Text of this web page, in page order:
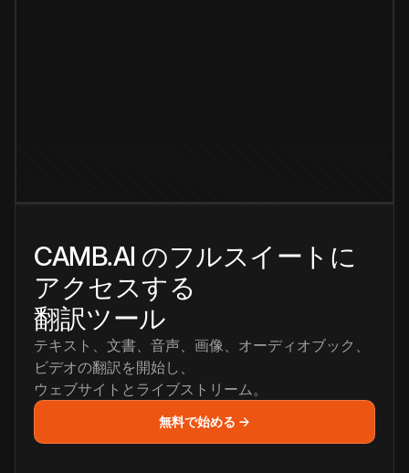
CAMB.AI のフルスイートに
アクセスする
翻訳ツール
テキスト、文書、音声、画像、オーディオブック、
ビデオの翻訳を開始し、
ウェブサイトとライブストリーム。
無料で始める →